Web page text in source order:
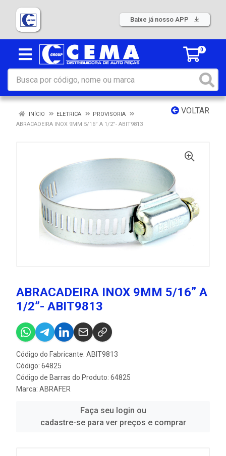
Baixe já nosso APP
0
VOLTAR
INÍCIO ELETRICA
PROVISORIA
ABRACADEIRA INOX 9MM 5/16” A 1/2”- ABIT9813
ABRACADEIRA INOX 9MM 5/16” A
1/2”- ABIT9813
Código do Fabricante: ABIT9813
Código: 64825
Código de Barras do Produto: 64825
Marca: ABRAFER
Faça seu login ou
cadastre-se para ver preços e comprar